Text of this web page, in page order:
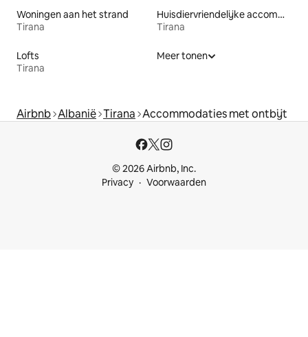
Woningen aan het strand
Tirana
Huisdiervriendelijke accommodaties
Tirana
Lofts
Tirana
Meer tonen
Airbnb Albanië Tirana Accommodaties met ontbijt
© 2026 Airbnb, Inc.
Privacy
Voorwaarden